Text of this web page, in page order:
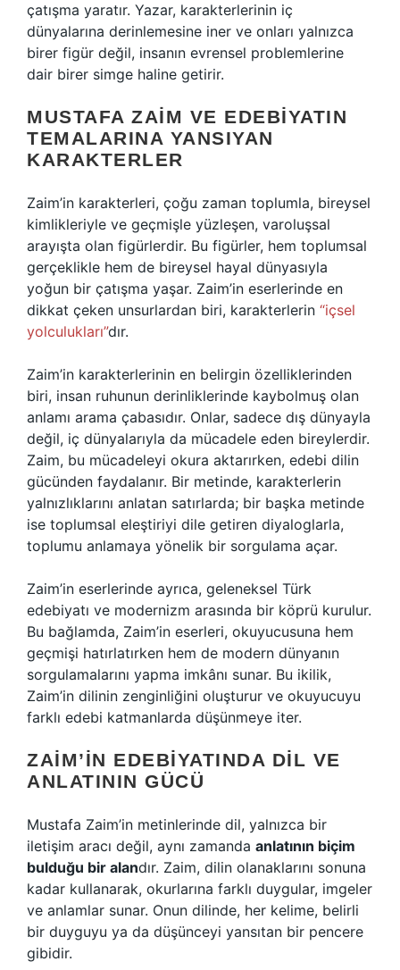
çatışma yaratır. Yazar, karakterlerinin iç
dünyalarına derinlemesine iner ve onları yalnızca
birer figür değil, insanın evrensel problemlerine
dair birer simge haline getirir.
MUSTAFA ZAIM VE EDEBIYATIN
TEMALARINA YANSIYAN
KARAKTERLER
Zaim’in karakterleri, çoğu zaman toplumla, bireysel
kimlikleriyle ve geçmişle yüzleşen, varoluşsal
arayışta olan figürlerdir. Bu figürler, hem toplumsal
gerçeklikle hem de bireysel hayal dünyasıyla
yoğun bir çatışma yaşar. Zaim’in eserlerinde en
dikkat çeken unsurlardan biri, karakterlerin “içsel
yolculukları”dır.
Zaim’in karakterlerinin en belirgin özelliklerinden
biri, insan ruhunun derinliklerinde kaybolmuş olan
anlamı arama çabasıdır. Onlar, sadece dış dünyayla
değil, iç dünyalarıyla da mücadele eden bireylerdir.
Zaim, bu mücadeleyi okura aktarırken, edebi dilin
gücünden faydalanır. Bir metinde, karakterlerin
yalnızlıklarını anlatan satırlarda; bir başka metinde
ise toplumsal eleştiriyi dile getiren diyaloglarla,
toplumu anlamaya yönelik bir sorgulama açar.
Zaim’in eserlerinde ayrıca, geleneksel Türk
edebiyatı ve modernizm arasında bir köprü kurulur.
Bu bağlamda, Zaim’in eserleri, okuyucusuna hem
geçmişi hatırlatırken hem de modern dünyanın
sorgulamalarını yapma imkânı sunar. Bu ikilik,
Zaim’in dilinin zenginliğini oluşturur ve okuyucuyu
farklı edebi katmanlarda düşünmeye iter.
ZAIM’IN EDEBIYATINDA DIL VE
ANLATININ GÜCÜ
Mustafa Zaim’in metinlerinde dil, yalnızca bir
iletişim aracı değil, aynı zamanda anlatının biçim
bulduğu bir alandır. Zaim, dilin olanaklarını sonuna
kadar kullanarak, okurlarına farklı duygular, imgeler
ve anlamlar sunar. Onun dilinde, her kelime, belirli
bir duyguyu ya da düşünceyi yansıtan bir pencere
gibidir.